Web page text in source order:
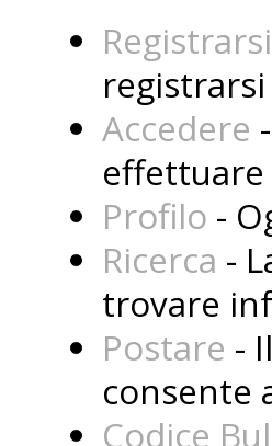
Registrarsi
Accedere
effettuare
Profilo -
Ricerca -
trovare
Postare -
consente
Codice